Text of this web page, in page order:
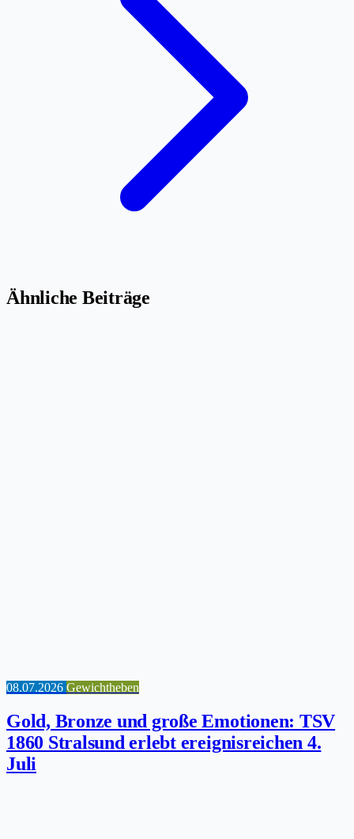
Ähnliche Beiträge
08.07.2026 Gewichtheben
Gold, Bronze und große Emotionen: TSV
1860 Stralsund erlebt ereignisreichen 4.
Juli